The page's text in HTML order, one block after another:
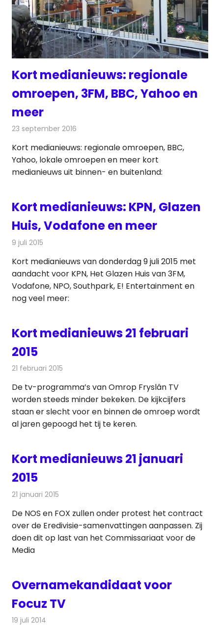
Kort medianieuws: regionale
omroepen, 3FM, BBC, Yahoo en
meer
23 september 2016
Kort medianieuws: regionale omroepen, BBC,
Yahoo, lokale omroepen en meer kort
medianieuws uit binnen- en buitenland:
Kort medianieuws: KPN, Glazen
Huis, Vodafone en meer
9 juli 2015
Kort medianieuws van donderdag 9 juli 2015 met
aandacht voor KPN, Het Glazen Huis van 3FM,
Vodafone, NPO, Southpark, E! Entertainment en
nog veel meer:
Kort medianieuws 21 februari
2015
21 februari 2015
De tv-programma’s van Omrop Fryslân TV
worden steeds minder bekeken. De kijkcijfers
staan er slecht voor en binnen de omroep wordt
al jaren gepoogd het tij te keren.
Kort medianieuws 21 januari
2015
21 januari 2015
De NOS en FOX zullen onder protest het contract
over de Eredivisie-samenvattingen aanpassen. Zij
doen dit op last van het Commissariaat voor de
Media
Overnamekandidaat voor
Focuz TV
19 juli 2014